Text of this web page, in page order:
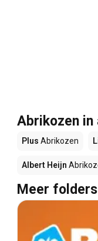
Abrikozen in
Plus Abrikozen
Albert Heijn
Meer